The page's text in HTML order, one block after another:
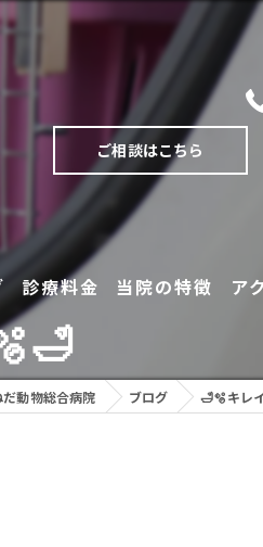
ご相談はこちら
診療料金 当院の特徴
猫
ア
動物総合病院 ブログ 🛁🫧キレ